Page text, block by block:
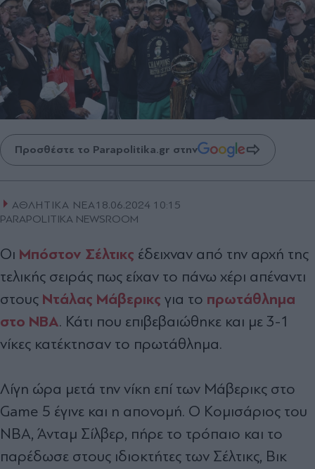
Προσθέστε το Parapolitika.gr στην
ΑΘΛΗΤΙΚΑ ΝΕΑ18.06.2024 10:15
PARAPOLITIKA NEWSROOM
Οι Μπόστον Σέλτικς έδειχναν από την αρχή της
τελικής σειράς πως είχαν το πάνω χέρι απέναντι
στους Ντάλας Μάβερικς για το πρωτάθλημα
στο NBA. Κάτι που επιβεβαιώθηκε και με 3-1
νίκες κατέκτησαν το πρωτάθλημα.
Λίγη ώρα μετά την νίκη επί των Μάβερικς στο
Game 5 έγινε και η απονομή. Ο Κομισάριος του
NBA, Άνταμ Σίλβερ, πήρε το τρόπαιο και το
παρέδωσε στους ιδιοκτήτες των Σέλτικς, Βικ